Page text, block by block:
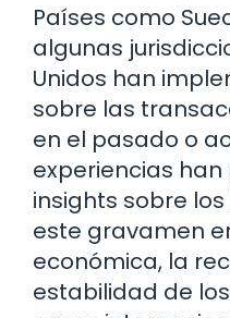
Países como
algunas
Unidos han
sobre las
en el pasado o
experiencias
insights sobre
este gravamen
económica, la
estabilidad de